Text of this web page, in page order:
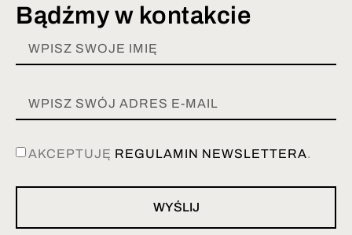
Bądźmy w kontakcie
AKCEPTUJĘ REGULAMIN NEWSLETTERA.
WYŚLIJ